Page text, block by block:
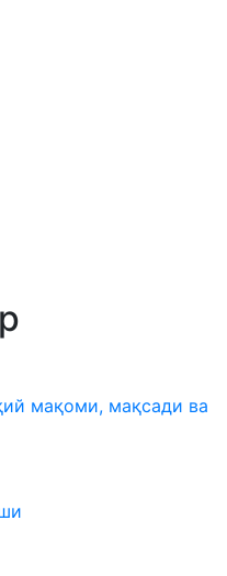
мақоми, мақсади ва